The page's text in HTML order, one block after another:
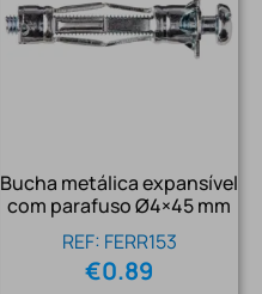
Bucha metálica expansível
com parafuso Ø4×45 mm
REF: FERR153
€0.89